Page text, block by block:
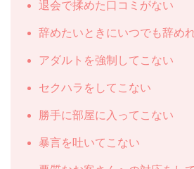
退会で揉めた口コミがない
辞めたいときにいつでも辞め
アダルトを強制してこない
セクハラをしてこない
勝手に部屋に入ってこない
暴言を吐いてこない